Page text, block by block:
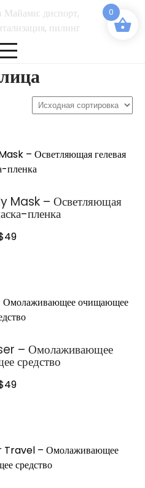
– Осветляющая
пленка
49
– Омолаживающее
средство
49
0